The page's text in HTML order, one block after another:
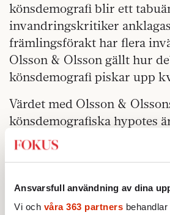
Ansvarsfull användning av dina
Vi och våra 363 partners
könsdemografi blir ett
invandringskritiker
främlingsförakt har flera
Olsson & Olsson gällt hur
könsdemografi piskar upp
Värdet med Olsson &
könsdemografiska hypotes
synliggör flera sakområden
präglad av feminina
egenskaper har istället
klaner, kriminella gäng, och